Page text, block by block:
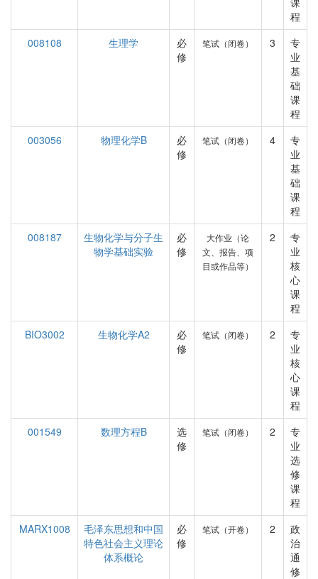
程
008108
生理学
必
修
笔试（闭卷） 3
专
业
基
础
课
程
003056
物理化学B
必
修
笔试（闭卷） 4
专
业
基
础
课
程
008187
生物化学与分子生
物学基础实验
必
修
大作业（论
文、报告、项
目或作品等）
2
专
业
核
心
课
程
BIO3002
生物化学A2
必
修
笔试（闭卷） 2
专
业
核
心
课
程
001549
数理方程B
选
修
笔试（闭卷） 2
专
业
选
修
课
程
MARX1008
毛泽东思想和中国
特色社会主义理论
体系概论
必
修
笔试（开卷） 2
政
治
通
修